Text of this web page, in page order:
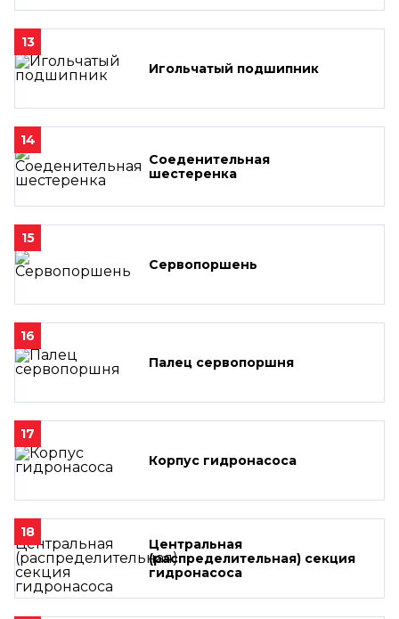
13
Игольчатый подшипник
14
Соеденительная
шестеренка
15
Сервопоршень
16
Палец сервопоршня
17
Корпус гидронасоса
18
Центральная
(распределительная) секция
гидронасоса